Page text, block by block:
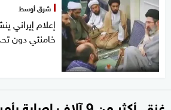
شرق أوسط
إعلام إيراني
خامنئي دون